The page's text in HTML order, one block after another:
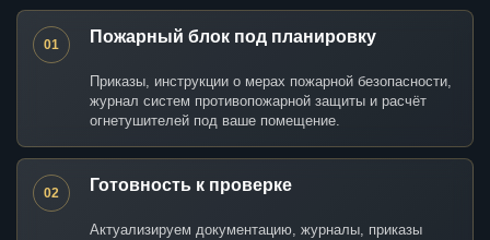
01 Пожарный блок под планировку
Приказы, инструкции о мерах пожарной безопасности,
журнал систем противопожарной защиты и расчёт
огнетушителей под ваше помещение.
02 Готовность к проверке
Актуализируем документацию, журналы, приказы